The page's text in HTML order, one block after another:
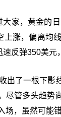
家，黄金的日
上涨，偏离均
反弹350美元
了一根下影
尽管多头趋势
场，虽然可能